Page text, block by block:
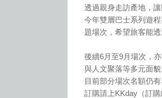
透過親身走訪產地，
今年雙層巴士系列遊
題場次，希望旅客能
後續6月至9月場次，
與人文聚落等多元面貌
目前部分場次名額仍
訂購請上KKday（訂